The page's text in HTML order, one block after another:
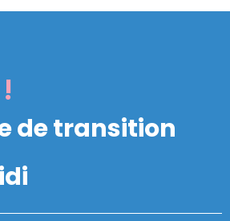
de transition